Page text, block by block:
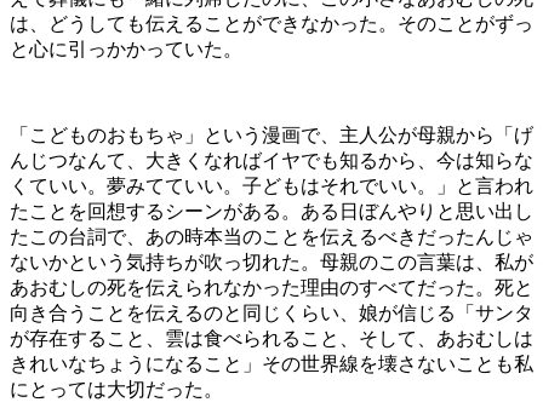
は、どうしても伝えることができなかった。そのことがずっ
と心に引っかかっていた。
「こどものおもちゃ」という漫画で、主人公が母親から「げ
んじつなんて、大きくなればイヤでも知るから、今は知らな
くていい。夢みてていい。子どもはそれでいい。」と言われ
たことを回想するシーンがある。ある日ぼんやりと思い出し
たこの台詞で、あの時本当のことを伝えるべきだったんじゃ
ないかという気持ちが吹っ切れた。母親のこの言葉は、私が
あおむしの死を伝えられなかった理由のすべてだった。死と
向き合うことを伝えるのと同じくらい、娘が信じる「サンタ
が存在すること、雲は食べられること、そして、あおむしは
きれいなちょうになること」その世界線を壊さないことも私
にとっては大切だった。